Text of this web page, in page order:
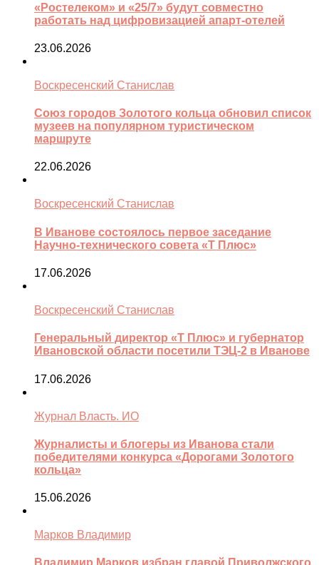
«Ростелеком» и «25/7» будут совместно
работать над цифровизацией апарт-отелей
23.06.2026
Воскресенский Станислав
Союз городов Золотого кольца обновил список
музеев на популярном туристическом
маршруте
22.06.2026
Воскресенский Станислав
В Иванове состоялось первое заседание
Научно-технического совета «Т Плюс»
17.06.2026
Воскресенский Станислав
Генеральный директор «Т Плюс» и губернатор
Ивановской области посетили ТЭЦ-2 в Иванове
17.06.2026
Журнал Власть. ИО
Журналисты и блогеры из Иванова стали
победителями конкурса «Дорогами Золотого
кольца»
15.06.2026
Марков Владимир